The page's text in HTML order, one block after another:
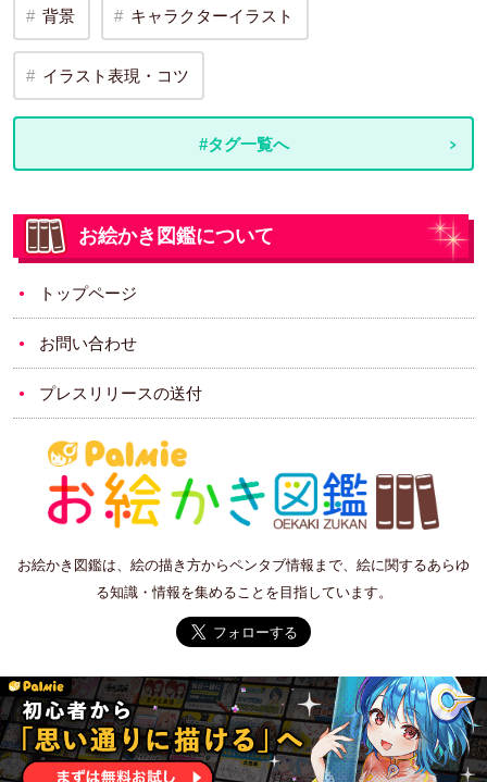
背景 キャラクターイラスト
イラスト表現・コツ
#タグ一覧へ
お絵かき図鑑について
トップページ
お問い合わせ
プレスリリースの送付
お絵かき図鑑は、絵の描き方からペンタブ情報まで、絵に関するあらゆ
る知識・情報を集めることを目指しています。